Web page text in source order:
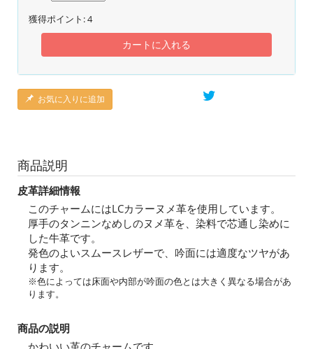
獲得ポイント:4
カートに入れる
お気に入りに追加
商品説明
皮革詳細情報
このチャームにはLCカラーヌメ革を使用しています。
厚手のタンニンなめしのヌメ革を、染料で芯通し染めに
した牛革です。
発色のよいスムースレザーで、吟面には適度なツヤがあ
ります。
※色によっては床面や内部が吟面の色とは大きく異なる場合があ
ります。
商品の説明
かわいい革のチャームです。